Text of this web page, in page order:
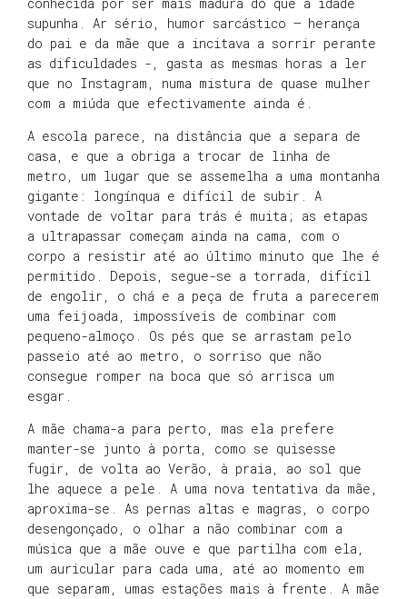
supunha. Ar sério, humor sarcástico – herança
do pai e da mãe que a incitava a sorrir perante
as dificuldades -, gasta as mesmas horas a ler
que no Instagram, numa mistura de quase mulher
com a miúda que efectivamente ainda é.
A escola parece, na distância que a separa de
casa, e que a obriga a trocar de linha de
metro, um lugar que se assemelha a uma montanha
gigante: longínqua e difícil de subir. A
vontade de voltar para trás é muita; as etapas
a ultrapassar começam ainda na cama, com o
corpo a resistir até ao último minuto que lhe é
permitido. Depois, segue-se a torrada, difícil
de engolir, o chá e a peça de fruta a parecerem
uma feijoada, impossíveis de combinar com
pequeno-almoço. Os pés que se arrastam pelo
passeio até ao metro, o sorriso que não
consegue romper na boca que só arrisca um
esgar.
A mãe chama-a para perto, mas ela prefere
manter-se junto à porta, como se quisesse
fugir, de volta ao Verão, à praia, ao sol que
lhe aquece a pele. A uma nova tentativa da mãe,
aproxima-se. As pernas altas e magras, o corpo
desengonçado, o olhar a não combinar com a
música que a mãe ouve e que partilha com ela,
um auricular para cada uma, até ao momento em
que separam, umas estações mais à frente. A mãe